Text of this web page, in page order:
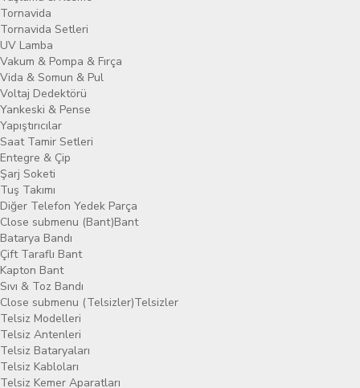
Tornavida
Tornavida Setleri
UV Lamba
Vakum & Pompa & Fırça
Vida & Somun & Pul
Voltaj Dedektörü
Yankeski & Pense
Yapıştırıcılar
Saat Tamir Setleri
Entegre & Çip
Şarj Soketi
Tuş Takımı
Diğer Telefon Yedek Parça
Close submenu (Bant)Bant
Batarya Bandı
Çift Taraflı Bant
Kapton Bant
Sıvı & Toz Bandı
Close submenu (Telsizler)Telsizler
Telsiz Modelleri
Telsiz Antenleri
Telsiz Bataryaları
Telsiz Kabloları
Telsiz Kemer Aparatları